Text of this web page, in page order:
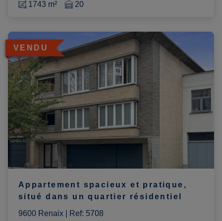
1743 m² 20
VENDU
Appartement spacieux et pratique,
situé dans un quartier résidentiel
9600 Renaix
Ref: 5708